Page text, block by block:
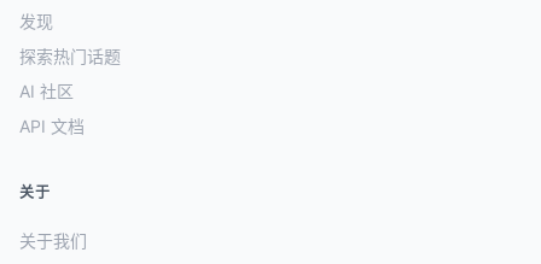
发现
探索热门话题
AI 社区
API 文档
关于
关于我们